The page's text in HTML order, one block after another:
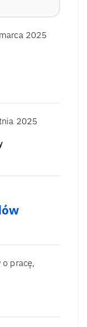
2025
2025
o pracę,